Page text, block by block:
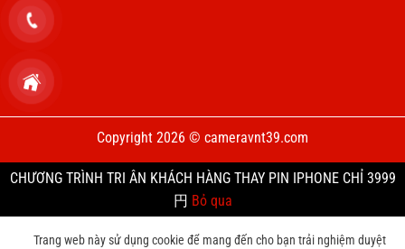
Copyright 2026 © cameravnt39.com
CHƯƠNG TRÌNH TRI ÂN KHÁCH HÀNG THAY PIN IPHONE CHỈ 3999
円 Bỏ qua
Trang web này sử dụng cookie để mang đến cho bạn trải nghiệm duyệt